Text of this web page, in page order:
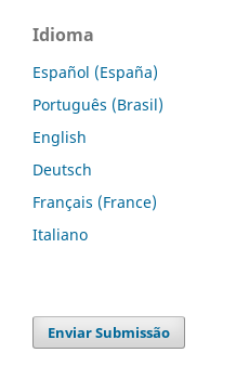
Idioma
Español (España)
Português (Brasil)
English
Deutsch
Français (France)
Italiano
Enviar Submissão